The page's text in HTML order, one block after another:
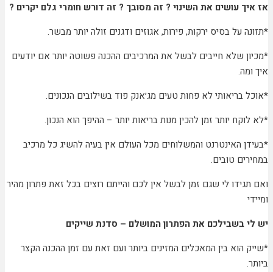
אז איך עושים את השינוי ? זה מסובך ? זה דורש חומרי גלם יקרים ?
*תזונה על בסיס ירקות, פירות, אגוזים ודגנים זולה יותר מבשר.
*מכיון שלא חייבים לבשל את המרכיבים ההכנה פשוטה יותר אם יודעים
איך ומה.
*אוכל בריאותי לא פחות טעים מג׳אנק פוד בשילובים הנכונים.
*לא לוקח יותר זמן להכין מנות בריאות יותר – ההיפך הוא הנכון.
*בעידן האינטרנט והמשלוחים מכל העולם אין בעיה להשיג כל מרכיב
במחירים טובים.
ואם תגידו לי שגם זמן לבשל אין לכם והייתם רוצים בכל זאת פתרון מהיר
ומיידי
יש לי בשבילכם את הפתרון המושלם – סדנת שייקים
*שייק הוא בין המאכלים המזינים ביותר ועם זאת עם זמן ההכנה הקצר
ביותר.